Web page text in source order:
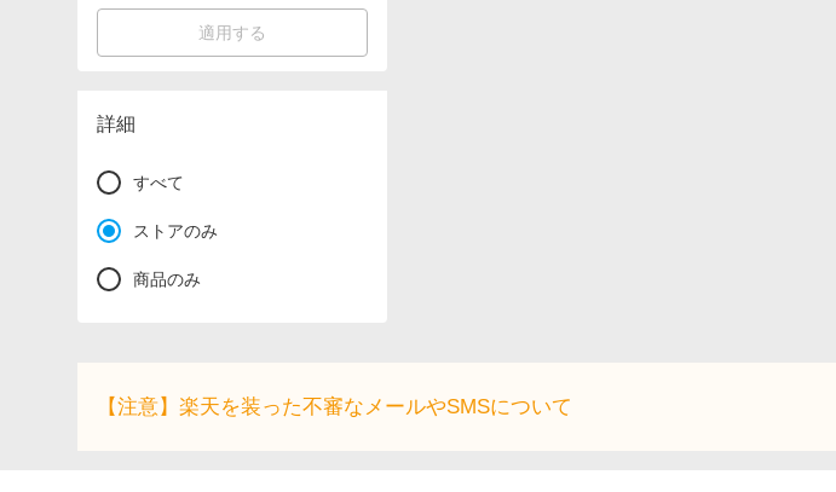
適用する
詳細
すべて
ストアのみ
商品のみ
【注意】楽天を装った不審なメールやSMSについて